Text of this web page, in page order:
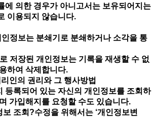
의한 경우가 아니고서는 보유되어지는
이용되지 않습니다.
정보는 분쇄기로 분쇄하거나 소각을 통
저장된 개인정보는 기록을 재생할 수 없
하여 삭제합니다.
인의 권리와 그 행사방법
록되어 있는 자신의 개인정보를 조회하
가입해지를 요청할 수도 있습니다.
조회?수정을 위해서는 ‘개인정보변